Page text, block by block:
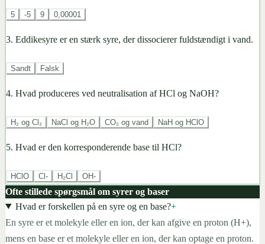
5 -5 9 0,00001
3. Eddikesyre er en stærk syre, der dissocierer fuldstændigt i vand.
Sandt Falsk
4. Hvad produceres ved neutralisation af HCl og NaOH?
H₂ og Cl₂ NaCl og H₂O CO₂ og vand NaH og HClO
5. Hvad er den korresponderende base til HCl?
HClO Cl- H₂Cl OH-
Ofte stillede spørgsmål om syrer og baser
Hvad er forskellen på en syre og en base?+
En syre er et molekyle eller en ion, der kan afgive en proton (H+),
mens en base er et molekyle eller en ion, der kan optage en proton.